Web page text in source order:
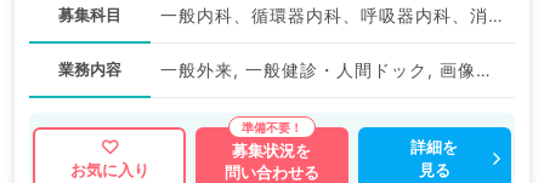
募集科目 一般内科、循環器内科、呼吸器内科、消化器内科、内分泌・代謝内科、腎臓内科、老年内科
業務内容 一般外来, 一般健診・人間ドック, 画像診断（一次読影）
お気に入り
募集状況を
問い合わせる
詳細を
見る